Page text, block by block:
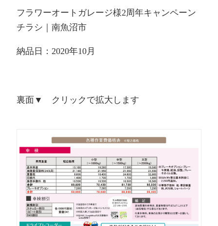
フラワーオートガレージ様2周年キャンペーン
チラシ｜南魚沼市
納品日：2020年10月
裏面▼ クリックで拡大します